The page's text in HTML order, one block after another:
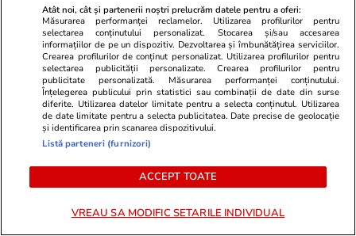
07 aug.
Cum supraviețuiești unui șef
prost
Atât noi, cât și partenerii noștri prelucrăm datele pentru a oferi:
Măsurarea performanței reclamelor. Utilizarea profilurilor pentru
selectarea conținutului personalizat. Stocarea și/sau accesarea
informațiilor de pe un dispozitiv. Dezvoltarea și îmbunătățirea serviciilor.
Crearea profilurilor de conținut personalizat. Utilizarea profilurilor pentru
selectarea publicității personalizate. Crearea profilurilor pentru
publicitate personalizată. Măsurarea performanței conținutului.
Înțelegerea publicului prin statistici sau combinații de date din surse
diferite. Utilizarea datelor limitate pentru a selecta conținutul. Utilizarea
de date limitate pentru a selecta publicitatea. Date precise de geolocație
și identificarea prin scanarea dispozitivului.
Listă parteneri (furnizori)
ACCEPT TOATE
VREAU SA MODIFIC SETARILE INDIVIDUAL